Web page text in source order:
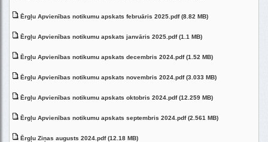
Ērgļu Apvienības notikumu apskats februāris 2025.pdf (8.82 MB)
Ērgļu Apvienības notikumu apskats janvāris 2025.pdf (1.1 MB)
Ērgļu Apvienības notikumu apskats decembris 2024.pdf (1.52 MB)
Ērgļu Apvienības notikumu apskats novembris 2024.pdf (3.033 MB)
Ērgļu Apvienības notikumu apskats oktobris 2024.pdf (12.259 MB)
Ērgļu Apvienības notikumu apskats septembris 2024.pdf (2.561 MB)
Ērgļu Ziņas augusts 2024.pdf (12.18 MB)